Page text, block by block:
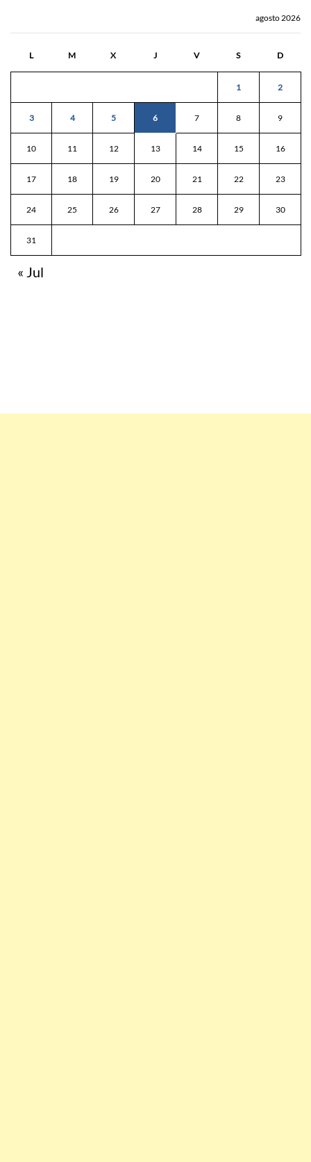
agosto 2026
L M X J V S D
1 2
3 4 5 6 7 8 9
10 11 12 13 14 15 16
17 18 19 20 21 22 23
24 25 26 27 28 29 30
31
« Jul